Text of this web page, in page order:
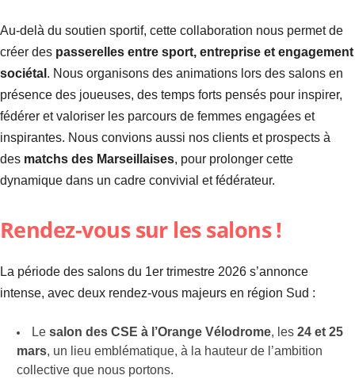
Au-delà du soutien sportif, cette collaboration nous permet de
créer des passerelles entre sport, entreprise et engagement
sociétal . Nous organisons des animations lors des salons en
présence des joueuses, des temps forts pensés pour inspirer,
fédérer et valoriser les parcours de femmes engagées et
inspirantes. Nous convions aussi nos clients et prospects à
des matchs des Marseillaises, pour prolonger cette
dynamique dans un cadre convivial et fédérateur.
Rendez-vous sur les salons !
La période des salons du 1er trimestre 2026 s’annonce
intense, avec deux rendez-vous majeurs en région Sud :
Le salon des CSE à l’Orange Vélodrome, les 24 et 25
mars, un lieu emblématique, à la hauteur de l’ambition
collective que nous portons.